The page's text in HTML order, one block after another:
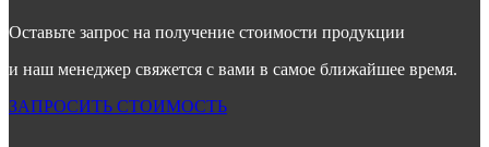
Оставьте запрос на получение стоимости продукции
и наш менеджер свяжется с вами в самое ближайшее время.
ЗАПРОСИТЬ СТОИМОСТЬ